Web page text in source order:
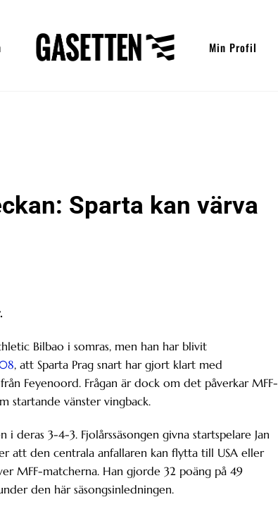
Min Profil
Sparta kan värva
Bilbao i somras, men han har blivit
, att Sparta Prag snart har gjort klart med
Feyenoord. Frågan är dock om det påverkar MFF-
startande vänster vingback.
3-4-3. Fjolårssäsongen givna startspelare Jan
att den centrala anfallaren kan flytta till USA eller
MFF-matcherna. Han gjorde 32 poäng på 49
den här säsongsinledningen.